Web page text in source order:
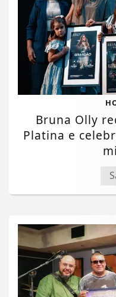
Bruna Olly
Platina e